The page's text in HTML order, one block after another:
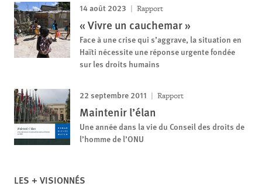
14 août 2023 Rapport
« Vivre un cauchemar »
Face à une crise qui s’aggrave, la situation en
Haïti nécessite une réponse urgente fondée
sur les droits humains
22 septembre 2011 Rapport
Maintenir l’élan
Une année dans la vie du Conseil des droits de
l’homme de l’ONU
LES + VISIONNÉS